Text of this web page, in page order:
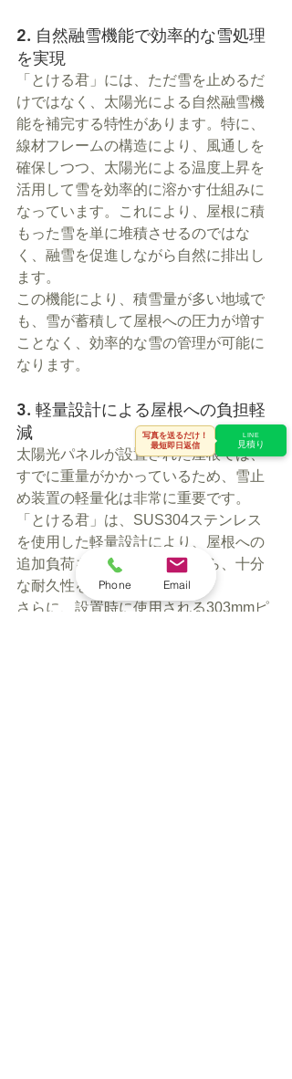
2. 自然融雪機能で効率的な雪処理
を実現
「とける君」には、ただ雪を止めるだ
けではなく、太陽光による自然融雪機
能を補完する特性があります。特に、
線材フレームの構造により、風通しを
確保しつつ、太陽光による温度上昇を
活用して雪を効率的に溶かす仕組みに
なっています。これにより、屋根に積
もった雪を単に堆積させるのではな
く、融雪を促進しながら自然に排出し
ます。
この機能により、積雪量が多い地域で
も、雪が蓄積して屋根への圧力が増す
ことなく、効率的な雪の管理が可能に
なります。
3. 軽量設計による屋根への負担軽
減
太陽光パネルが設置された屋根では、
すでに重量がかかっているため、雪止
め装置の軽量化は非常に重要です。
「とける君」は、SUS304ステンレス
を使用した軽量設計により、屋根への
追加負荷を最小限に抑えながら、十分
な耐久性を確保しています。
さらに、設置時に使用される303mmピ
Phone Email
写真を送るだけ！
最短即日返信
LINE
見積り